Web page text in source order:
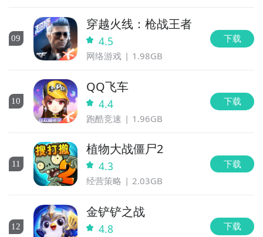
09
穿越火线：枪战王者
4.5
网络游戏 1.98GB
下载
10
QQ飞车
4.4
跑酷竞速 1.96GB
下载
11
植物大战僵尸2
4.3
经营策略 2.03GB
下载
12
金铲铲之战
4.8 下载